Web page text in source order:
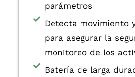
parámetros
Detecta movimiento
para asegurar la
monitoreo de los
Batería de larga